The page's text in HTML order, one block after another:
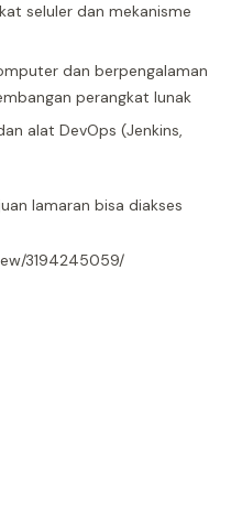
seluler dan mekanisme
dan berpengalaman
perangkat lunak
alat DevOps (Jenkins,
lamaran bisa diakses
3194245059/